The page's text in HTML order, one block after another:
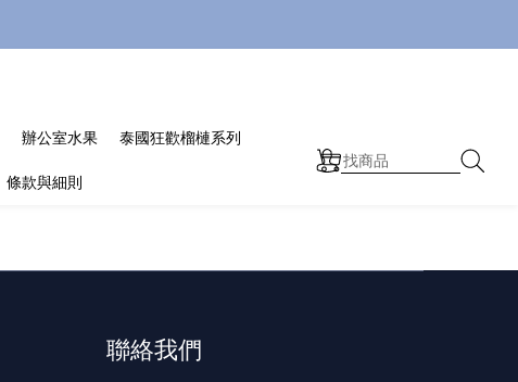
辦公室水果 泰國狂歡榴槤系列
條款與細則
聯絡我們